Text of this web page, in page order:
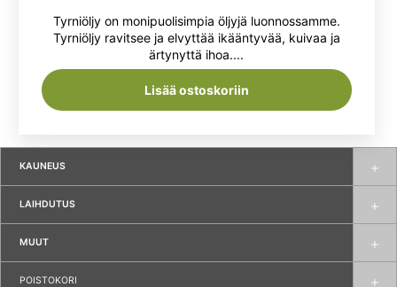
KAUNEUS
LAIHDUTUS
MUUT
POISTOKORI
hinta
oli:
29,90 €.
on:
20,99 €.
Tyrniöljy on monipuolisimpia öljyjä luonnossamme.
Tyrniöljy ravitsee ja elvyttää ikääntyvää, kuivaa ja
ärtynyttä ihoa....
Lisää ostoskoriin